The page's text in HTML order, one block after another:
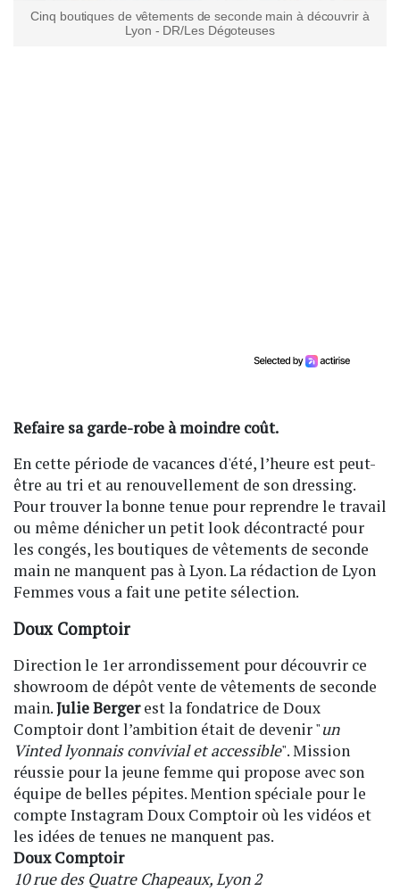
Cinq boutiques de vêtements de seconde main à découvrir à
Lyon - DR/Les Dégoteuses
Refaire sa garde-robe à moindre coût.
En cette période de vacances d'été, l’heure est peut-
être au tri et au renouvellement de son dressing.
Pour trouver la bonne tenue pour reprendre le travail
ou même dénicher un petit look décontracté pour
les congés, les boutiques de vêtements de seconde
main ne manquent pas à Lyon. La rédaction de Lyon
Femmes vous a fait une petite sélection.
Doux Comptoir
Direction le 1er arrondissement pour découvrir ce
showroom de dépôt vente de vêtements de seconde
main.Julie Bergerest la fondatrice de Doux
Comptoir dont l’ambition était de devenir "un
Vinted lyonnais convivial et accessible". Mission
réussie pour la jeune femme qui propose avec son
équipe de belles pépites. Mention spéciale pour le
compte Instagram Doux Comptoir où les vidéos et
les idées de tenues ne manquent pas.
Doux Comptoir
10 rue des Quatre Chapeaux, Lyon 2